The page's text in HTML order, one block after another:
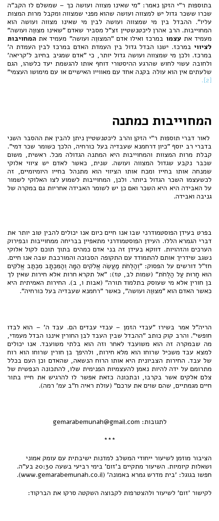
בתוספות ר"י הזקן נאמר: "מי שאינו מצווה ועושה כך – שמשלם לו הקב"ה
שכרו ששכר גדול יש למצווה ועושה שהוא מפני שמצווה ומקבל מרות המצות
עליו". ההבדל בין מי שמצווה ועושה לבין מי שאינו מצווה ועושה הוא
המחוייבות. הרב אהרן ליכטנשטיין זצ"ל מסביר שאדם "שאינו מצוּוֶה ועושה"
מעמיד את עצמו במרכז ואילו אדם "המצוּוֶה ועושה" מעמיד את המחויבות
לציווי במרכז. ישנו הבדל גדול בין העמדת האדם במרכז לבין העמדת ה'
במרכז. ולכן מי שמצווה ועושה גדול יותר, כי "אדם שמגיב בחיוב ל'קריאה'
ולחובה עשוי לחוש שהרגע ההיסטורי דוחף אותו להגשמת יעד כלשהו, הגם
שלעתים אין הוא עולה בקנה אחד עם מאווייו האישיים או עם מימושו העצמי"
[2].
המחוייבות כמתנה
לאור דברי תוספות ר"י הזקן והרב ליכטנשטיין ניתן להבין את ההסבר השני
בדברי רב יוסף "כיון דרחמנא שעבדיה בעל כורחיה, הלכך כשומר שכר דמי".
קבלת מרות המצוות והמחוייבות היא המתנה הגדולה מכל. ראשית, משום
שכבר נקבע שגדול המצווה ועושה. שנית, כאשר לאדם יש ציווי אלוקי
שמנחה אותו בחייו ומכח אותו הציווי הוא מתנהל בחייו היומיומיים, זה
לכשעצמו השכר הגדול ביותר. ולכן, המחוייבות לשמוע לצו האלוקי לשמור
על האבידה היא היא השכר ואם כן יש לשומר האבידה אחריות גם במקרה של
גניבה ואבידה.
בפרט בעידן הפוסטמודרני שבו אנו חיים כיום אנו יכולים להבין טוב יותר את
דברי הגמרא הללו. העידן הפוסטמודרני מתאפיין בבריחה ממחוייבות ובפירוק
הערכים והזהויות. דווקא בעידן זה בני אדם כמהים בתוך תוכם לקול אלוקי
נשגב שידריך אותם להתמודד עם התקופה הסבוכה והמורכבת שבה אנו חיים.
חז"ל דורשים על הפסוק: "וְהַלֻּחֹת מַעֲשֵׂה אֱלֹקִים הֵמָּה וְהַמִּכְתָּב מִכְתַּב אֱלֹקִים
הוּא חָרוּת עַל הַלֻּחֹת" (שמות לב, טז): "אל תקרא חרות אלא חירות שאין לך
בן חורין אלא מי שעוסק בתלמוד תורה" (אבות ו, ב). החירות האמיתית היא
כאשר האדם הוא "מצוּוֶה ועושה", כאשר "רחמנא שעבדיה בעל כורחיה".
הריה"ל אמר בשירו "עבדי הזמן – עבדי עבדים הם. עבד ה' – הוא לבדו
חופשי". והרב קוק כותב "ההבדל שבין העבד לבן החורין איננו הבדל מעמדי,
מה שבמקרה זה הוא משועבד לאחר וזה הוא בלתי משועבד. אנו יכולים
למצא עבד משכיל שרוחו הוא מלא חירות, ולהיפך בן חורין שרוחו הוא רוח
של עבד. החירות הצביונית היא אותו הרוח הנשאה, שהאדם וכן העם בכלל
מתרומם על ידה להיות נאמן להעצמיות הפנימית שלו, להתכונה הנפשית של
צלם אלקים אשר בקרבו, ובתכונה כזאת אפשר לו להרגיש את חייו בתור
חיים מגמתיים, שהם שוים את ערכם" (עולת ראיה ח"ב עמ' רמה).
לתגובות: gemarabemunah@gmail.com
***
הציבור מוזמן לשיעור ייחודי המשלב למדנות ישיבתית עם עומק אמוני
ושאלות קיומיות. השיעור מתקיים ב'זום' בימי רביעי בשעה 20:30 בע"ה.
חפשו בגוגל: 'בית מדרש גמרא באמונה' (www.gemarabemunah.co.il).
לקישור 'זום' לשיעור ולהצטרפות לקבוצה השקטה סרקו את הברקוד: